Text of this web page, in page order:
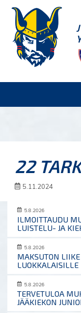
22
5.11.2024
5.8.2026
ILMOITTAUDU
LUISTELU- JA
5.8.2026
MAKSUTON
LUOKKALAISILLE
5.8.2026
TERVETULOA
JÄÄKIEKON